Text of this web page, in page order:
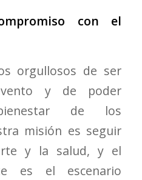
con el
orgullosos de ser
y de poder
de los
misión es seguir
y la salud, y el
es el escenario